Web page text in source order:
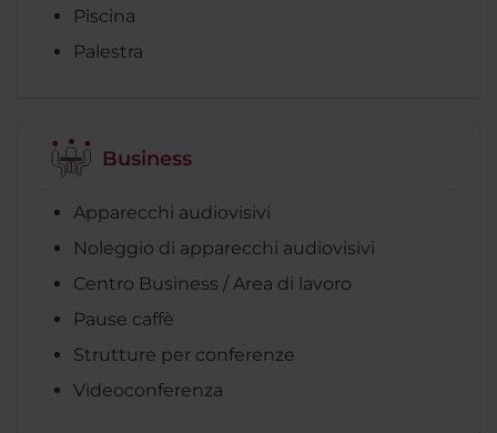
Piscina
Palestra
Business
Apparecchi audiovisivi
Noleggio di apparecchi audiovisivi
Centro Business / Area di lavoro
Pause caffè
Strutture per conferenze
Videoconferenza